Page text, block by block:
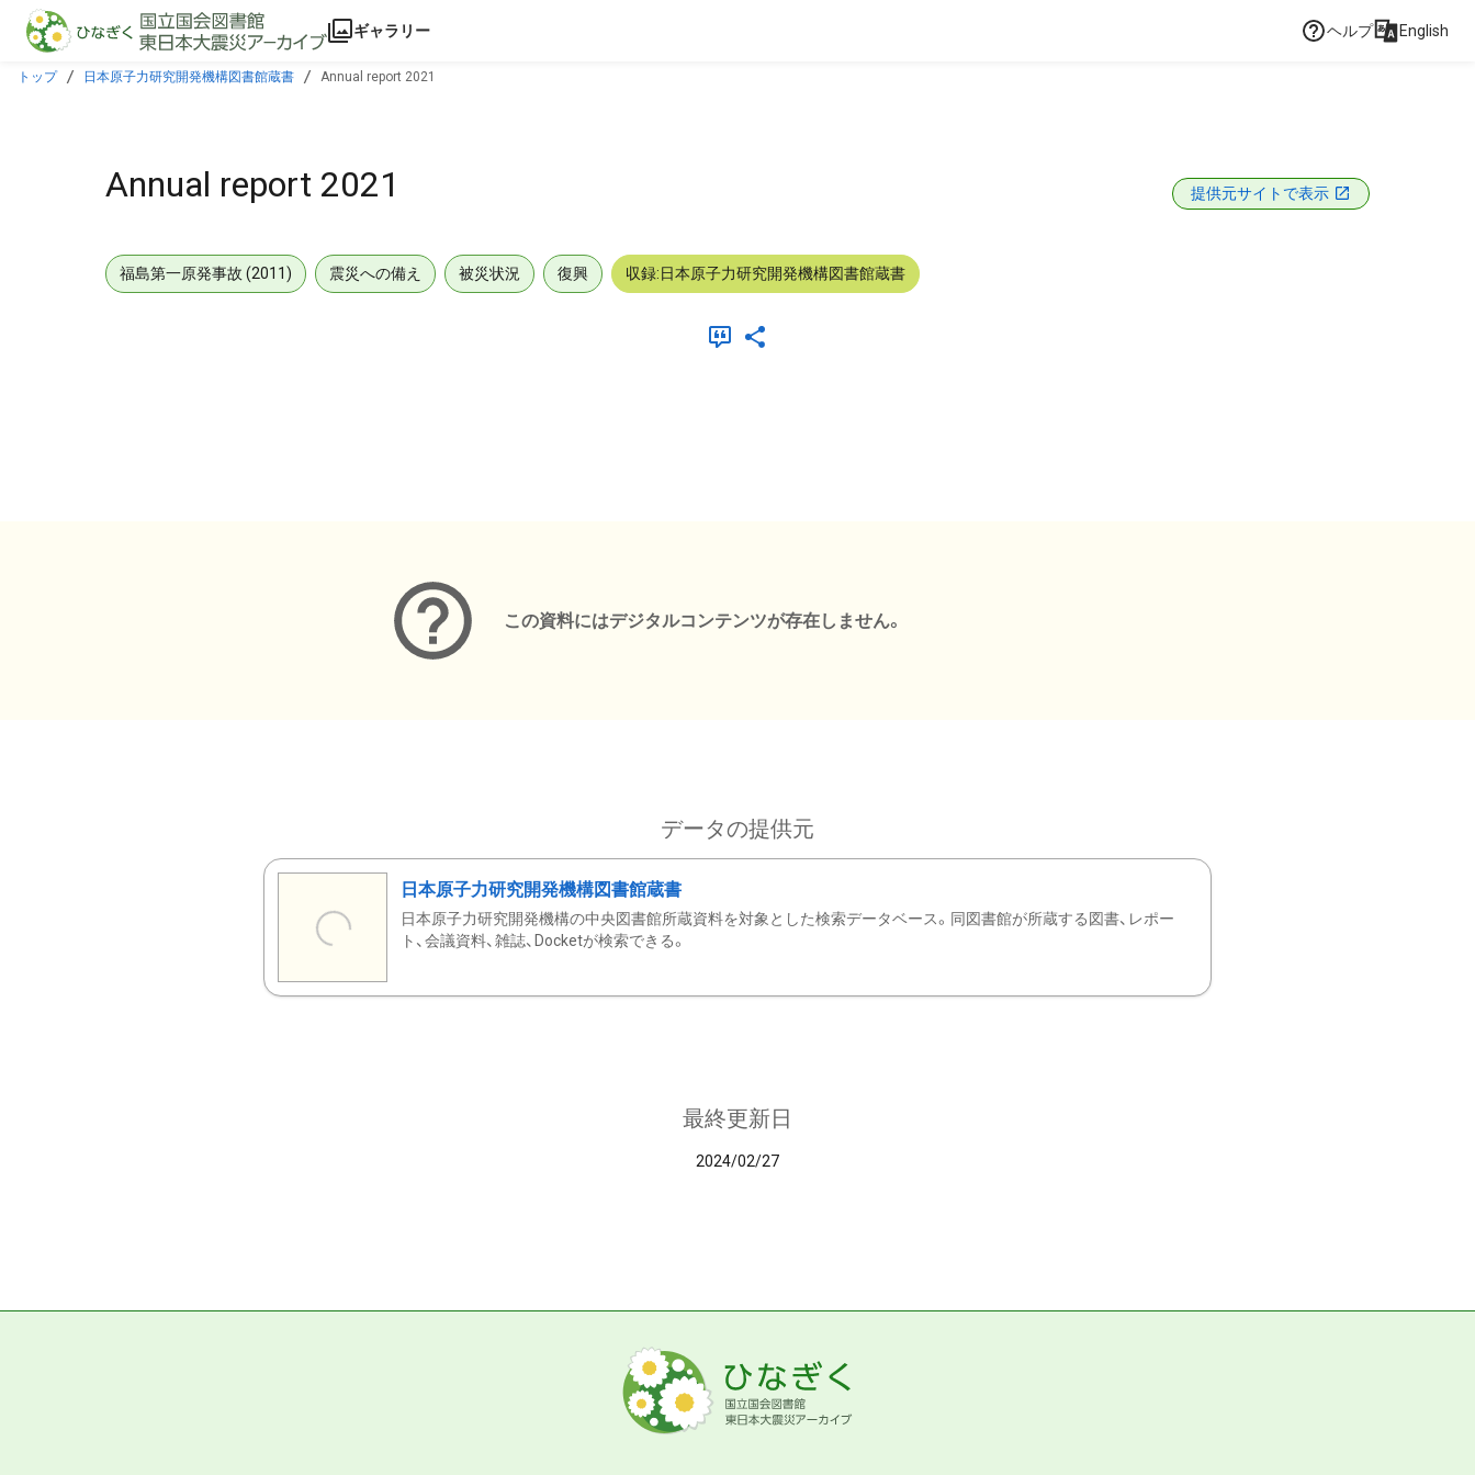
本文に飛ぶ
ギャラリー ヘルプ English
トップ 日本原子力研究開発機構図書館蔵書 Annual report 2021
Annual report 2021 提供元サイトで表示
福島第一原発事故 (2011) 震災への備え 被災状況 復興 収録:日本原子力研究開発機構図書館蔵書
この資料にはデジタルコンテンツが存在しません。
データの提供元
日本原子力研究開発機構図書館蔵書
日本原子力研究開発機構の中央図書館所蔵資料を対象とした検索データベース。同図書館が所蔵する図書、レポー
ト、会議資料、雑誌、Docketが検索できる。
最終更新日
2024/02/27